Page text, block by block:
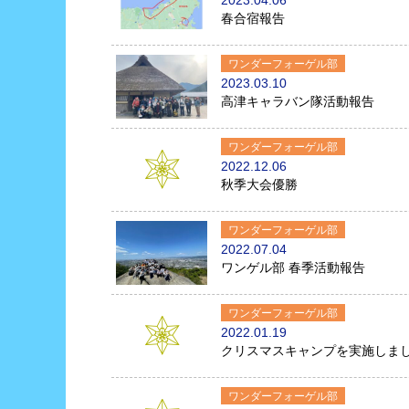
春合宿報告
ワンダーフォーゲル部
2023.03.10
高津キャラバン隊活動報告
ワンダーフォーゲル部
2022.12.06
秋季大会優勝
ワンダーフォーゲル部
2022.07.04
ワンゲル部 春季活動報告
ワンダーフォーゲル部
2022.01.19
クリスマスキャンプを実施しま
ワンダーフォーゲル部